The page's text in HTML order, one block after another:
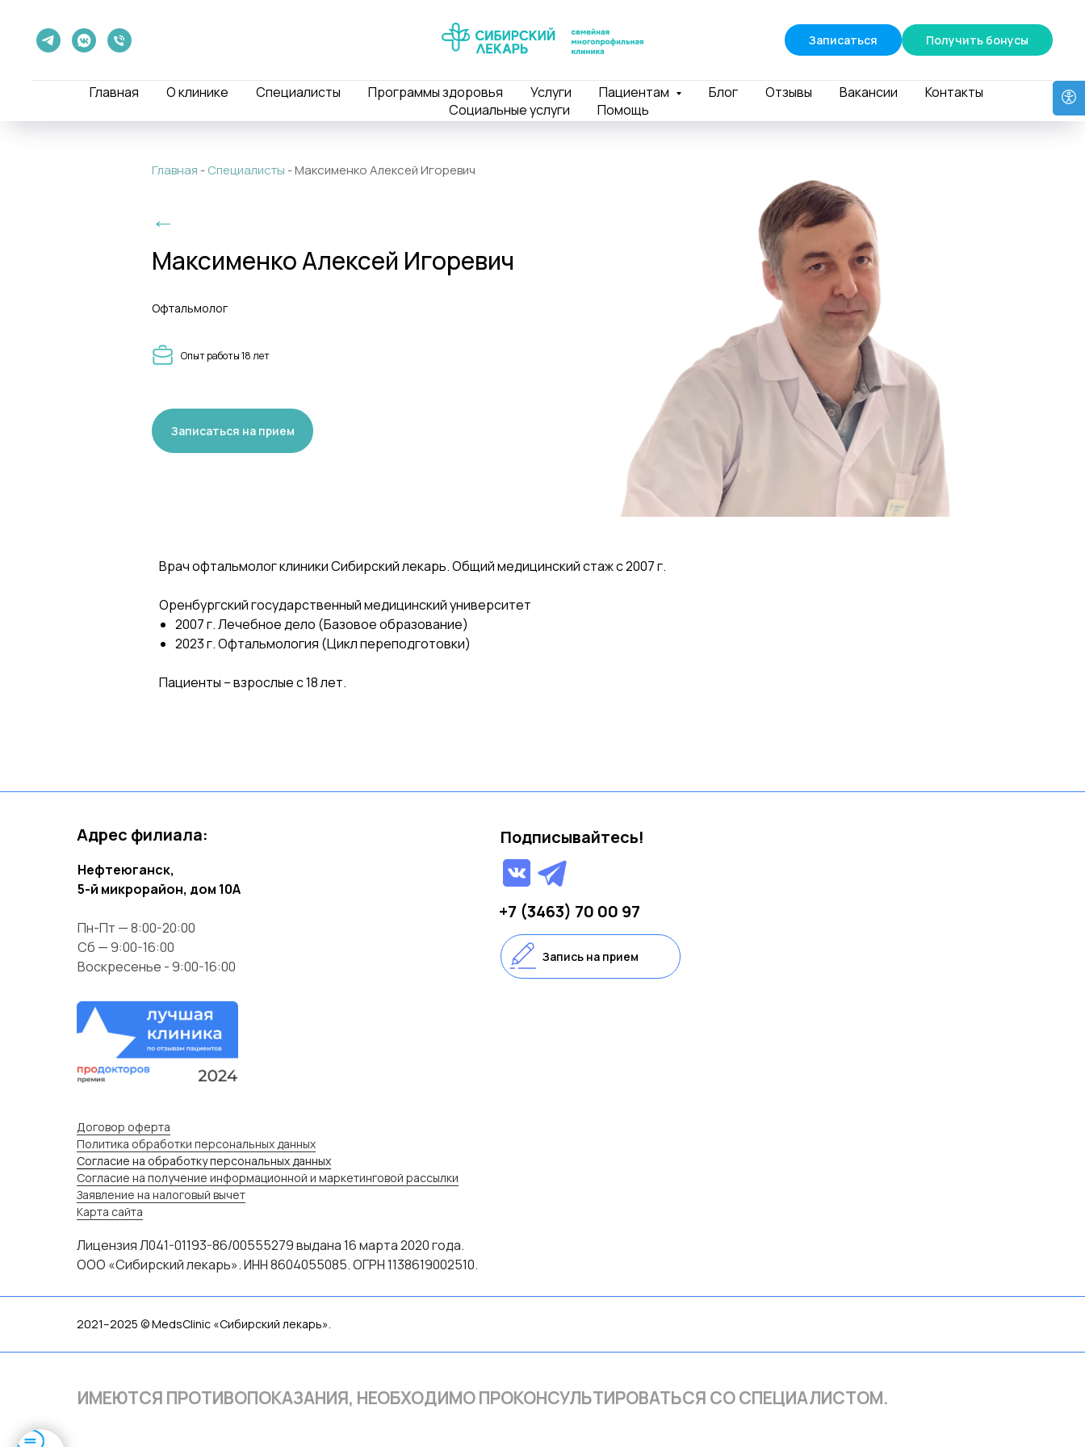
Записаться Получить бонусы
Главная О клинике Специалисты Программы здоровья Услуги Пациентам Блог Отзывы Вакансии
Контакты
Социальные услуги
Помощь
Главная -Специалисты -Максименко Алексей Игоревич
Максименко Алексей Игоревич
Офтальмолог
Опыт работы 18 лет
←
Записаться на прием
Врач офтальмолог клиники Сибирский лекарь. Общий медицинский стаж с 2007 г.
Оренбургский государственный медицинский университет
2007 г. Лечебное дело (Базовое образование)
2023 г. Офтальмология (Цикл переподготовки)
Пациенты – взрослые с 18 лет.
Запись на прием
+7 (3463) 70 00 97
Подписывайтесь!
Адрес филиала:
Нефтеюганск,
5-й микрорайон, дом 10А
Пн-Пт — 8:00-20:00
Сб — 9:00-16:00
Воскресенье - 9:00-16:00
Лицензия Л041-01193-86/00555279 выдана 16 марта 2020 года.
ООО «Сибирский лекарь». ИНН 8604055085. ОГРН 1138619002510.
Договор оферта
Политика обработки персональных данных
Согласие на обработку персональных данных
Согласие на получение информационной и маркетинговой рассылки
Заявление на налоговый вычет
Карта сайта
2021–2025 © MedsClinic «Сибирский лекарь».
ИМЕЮТСЯ ПРОТИВОПОКАЗАНИЯ, НЕОБХОДИМО ПРОКОНСУЛЬТИРОВАТЬСЯ СО СПЕЦИАЛИСТОМ.